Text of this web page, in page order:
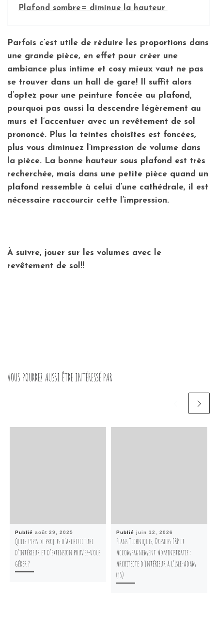
Plafond sombre= diminue la hauteur
Parfois c’est utile de réduire les proportions dans
une grande pièce, en effet pour créer une
ambiance plus intime et cosy mieux vaut ne pas
se trouver dans un hall de gare! Il suffit alors
d’optez pour une peinture foncée au plafond,
pourquoi pas aussi la descendre légèrement au
murs et l’accentuer avec un revêtement de sol
prononcé. Plus la teintes choisîtes est foncées,
plus vous diminuez l’impression de volume dans
la pièce. La bonne hauteur sous plafond est très
recherchée, mais dans une petite pièce quand un
plafond ressemble à celui d’une cathédrale, il est
nécessaire raccourcir cette l’impression.
À suivre, jouer sur les volumes avec le
revêtement de sol!!
VOUS POURREZ AUSSI ÊTRE INTÉRESSÉ PAR
Publiéaoût 29, 2025
Quels types de projets d’architecture
d’intérieur et d’extension pouvez-vous
gérer ?
Publiéjuin 12, 2026
Plans Techniques, Dossiers ERP et
Accompagnement Administratif :
Architecte d’Intérieur à L’Isle-Adam
(95)